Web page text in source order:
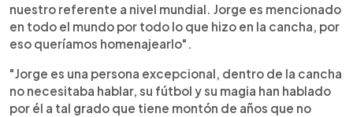
nuestro referente a nivel mundial. Jorge es mencionado
en todo el mundo por todo lo que hizo en la cancha, por
eso queríamos homenajearlo".
"Jorge es una persona excepcional, dentro de la cancha
no necesitaba hablar, su fútbol y su magia han hablado
por él a tal grado que tiene montón de años que no